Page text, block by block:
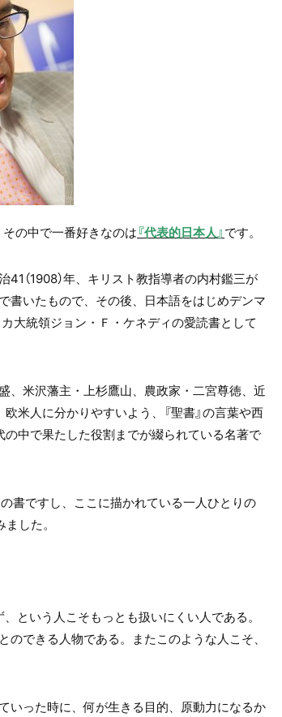
の中で一番好きなのは『代表的日本人』です。
41 （1908）年、キリスト教指導者の内村鑑三が
書いたもので、その後、日本語をはじめデンマ
大統領ジョン・Ｆ・ケネディの愛読書として
、米沢藩主・上杉鷹山、農政家・二宮尊徳、近
欧米人に分かりやすいよう、『聖書』の言葉や西
の中で果たした役割までが綴られている名著で
書ですし、ここに描かれている一人ひとりの
した。
という人こそもっとも扱いにくい人である。
できる人物である。またこのような人こそ、
いった時に、何が生きる目的、原動力になるか